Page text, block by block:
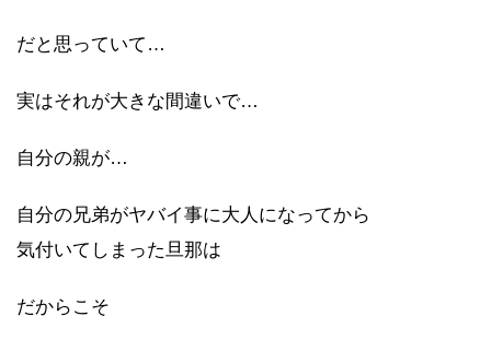
だと思っていて…
実はそれが大きな間違いで…
自分の親が…
自分の兄弟がヤバイ事に大人になってから
気付いてしまった旦那は
だからこそ